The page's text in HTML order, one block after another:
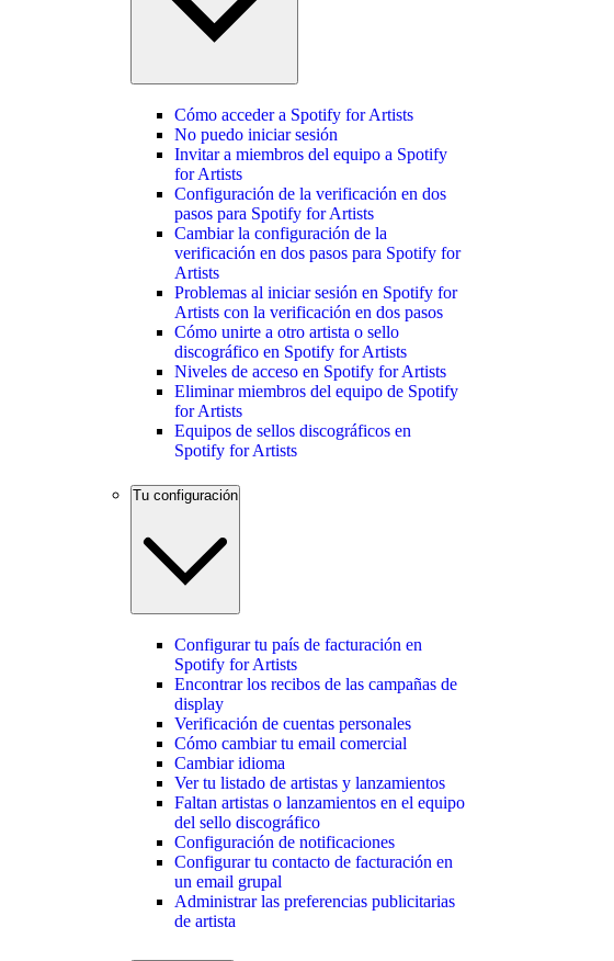
Cómo acceder a Spotify for Artists
No puedo iniciar sesión
Invitar a miembros del equipo a Spotify
for Artists
Configuración de la verificación en dos
pasos para Spotify for Artists
Cambiar la configuración de la
verificación en dos pasos para Spotify for
Artists
Problemas al iniciar sesión en Spotify for
Artists con la verificación en dos pasos
Cómo unirte a otro artista o sello
discográfico en Spotify for Artists
Niveles de acceso en Spotify for Artists
Eliminar miembros del equipo de Spotify
for Artists
Equipos de sellos discográficos en
Spotify for Artists
Tu configuración
Configurar tu país de facturación en
Spotify for Artists
Encontrar los recibos de las campañas de
display
Verificación de cuentas personales
Cómo cambiar tu email comercial
Cambiar idioma
Ver tu listado de artistas y lanzamientos
Faltan artistas o lanzamientos en el equipo
del sello discográfico
Configuración de notificaciones
Configurar tu contacto de facturación en
un email grupal
Administrar las preferencias publicitarias
de artista